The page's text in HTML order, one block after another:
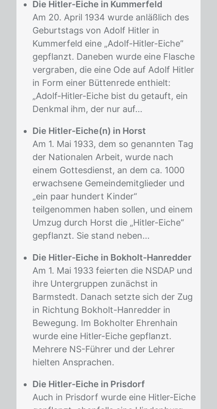
Die Hitler-Eiche in Kummerfeld
Am 20. April 1934 wurde anläßlich des
Geburtstags von Adolf Hitler in
Kummerfeld eine „Adolf-Hitler-Eiche”
gepflanzt. Daneben wurde eine Flasche
vergraben, die eine Ode auf Adolf Hitler
in Form einer Büttenrede enthielt:
„Adolf-Hitler-Eiche bist du getauft, ein
Denkmal ihm, der nur auf...
Die Hitler-Eiche(n) in Horst
Am 1. Mai 1933, dem so genannten Tag
der Nationalen Arbeit, wurde nach
einem Gottesdienst, an dem ca. 1000
erwachsene Gemeindemitglieder und
„ein paar hundert Kinder“
teilgenommen haben sollen, und einem
Umzug durch Horst die „Hitler-Eiche“
gepflanzt. Sie stand neben...
Die Hitler-Eiche in Bokholt-Hanredder
Am 1. Mai 1933 feierten die NSDAP und
ihre Untergruppen zunächst in
Barmstedt. Danach setzte sich der Zug
in Richtung Bokholt-Hanredder in
Bewegung. Im Bokholter Ehrenhain
wurde eine Hitler-Eiche gepflanzt.
Mehrere NS-Führer und der Lehrer
hielten Ansprachen.
Die Hitler-Eiche in Prisdorf
Auch in Prisdorf wurde eine Hitler-Eiche